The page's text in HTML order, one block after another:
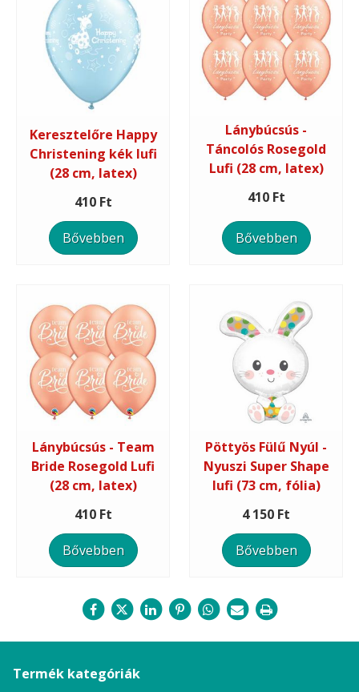
Keresztelőre Happy
Christening kék lufi
(28 cm, latex)
410 Ft
Bővebben
Lánybúcsús -
Táncolós Rosegold
Lufi (28 cm, latex)
410 Ft
Bővebben
Lánybúcsús - Team
Bride Rosegold Lufi
(28 cm, latex)
410 Ft
Bővebben
Pöttyös Fülű Nyúl -
Nyuszi Super Shape
lufi (73 cm, fólia)
4 150 Ft
Bővebben
Termék kategóriák